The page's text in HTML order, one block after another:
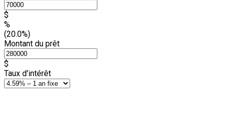
$
%
(20.0%)
Montant du prêt
$
Taux d'intérêt